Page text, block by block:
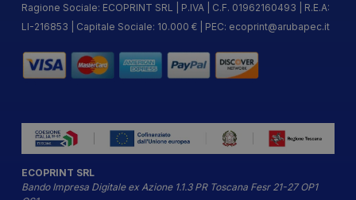
Ragione Sociale: ECOPRINT SRL | P.IVA | C.F. 01962160493 | R.E.A:
LI-216853 | Capitale Sociale: 10.000 € | PEC: ecoprint@arubapec.it
ECOPRINT SRL
Bando Impresa Digitale ex Azione 1.1.3 PR Toscana Fesr 21-27 OP1